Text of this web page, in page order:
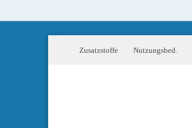
Zusatzstoffe Nutzungsbed.